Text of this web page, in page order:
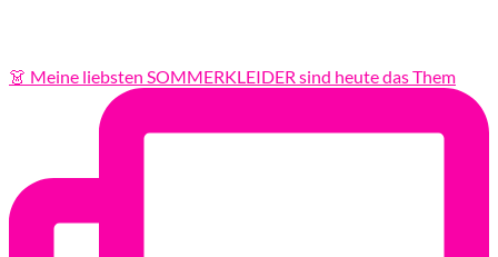
👗 Meine liebsten SOMMERKLEIDER sind heute das Them